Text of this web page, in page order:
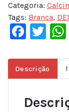
Categoria:
Tags: Branca,
Descrição